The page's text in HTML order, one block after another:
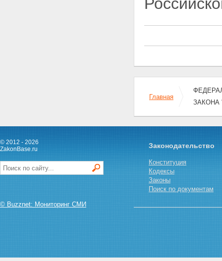
Главная
© 2012 - 2026
ZakonBase.ru
© Buzznet: Мониторинг СМИ
Законодательство
Конституция
Кодексы
Законы
Поиск по документам